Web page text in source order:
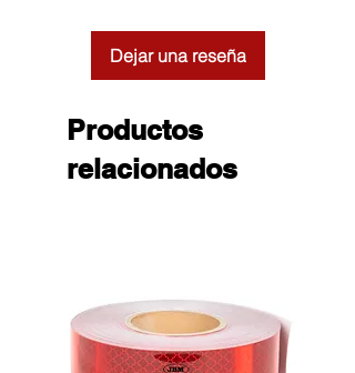
Dejar una reseña
Productos
relacionados